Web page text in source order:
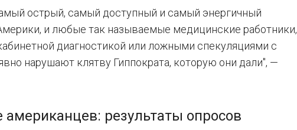
острый, самый доступный и самый энергичный
и любые так называемые медицинские работники,
диагностикой или ложными спекуляциями с
нарушают клятву Гиппократа, которую они дали", —
результаты опросов